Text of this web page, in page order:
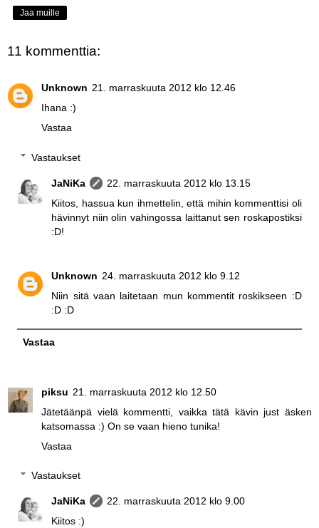
Jaa muille
11 kommenttia:
Unknown 21. marraskuuta 2012 klo 12.46
Ihana :)
Vastaa
Vastaukset
JaNiKa
22. marraskuuta 2012 klo 13.15
Kiitos, hassua kun ihmettelin, että mihin kommenttisi oli
hävinnyt niin olin vahingossa laittanut sen roskapostiksi
:D!
Unknown 24. marraskuuta 2012 klo 9.12
Niin sitä vaan laitetaan mun kommentit roskikseen :D
:D :D
Vastaa
piksu 21. marraskuuta 2012 klo 12.50
Jätetäänpä vielä kommentti, vaikka tätä kävin just äsken
katsomassa :) On se vaan hieno tunika!
Vastaa
Vastaukset
JaNiKa
22. marraskuuta 2012 klo 9.00
Kiitos :)